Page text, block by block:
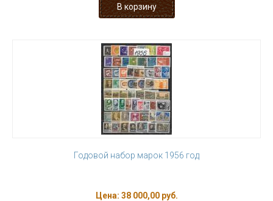
Годовой набор марок 1956 год
Цена: 38 000,00 руб.